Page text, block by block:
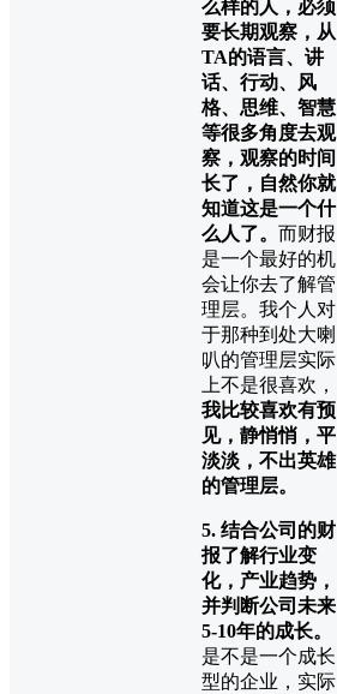
么样的人，必须
要长期观察，从
TA的语言、讲
话、行动、风
格、思维、智慧
等很多角度去观
察，观察的时间
长了，自然你就
知道这是一个什
么人了。 而财报
是一个最好的机
会让你去了解管
理层。我个人对
于那种到处大喇
叭的管理层实际
上不是很喜欢，
我比较喜欢有预
见，静悄悄，平
淡淡，不出英雄
的管理层。
5. 结合公司的财
报了解行业变
化，产业趋势，
并判断公司未来
5-10年的成长。
是不是一个成长
型的企业，实际